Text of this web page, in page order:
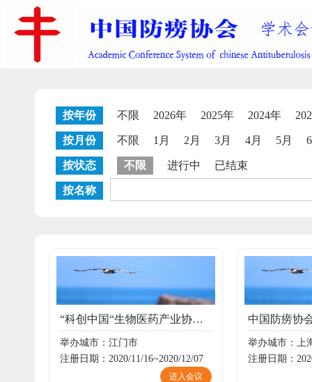
按年份 不限 2026年 2025年 2024年
按月份 不限 1月 2月 3月 4月 5月
按状态 不限 进行中 已结束
按名称
“科创中国“生物医药产业协同创新与产业集群发展促进大会暨中国防痨协会医学转化专业分会论坛
举办城市：江门市
注册日期：2020/11/16~2020/12/07
进入会议
举办城市：上
注册日期：